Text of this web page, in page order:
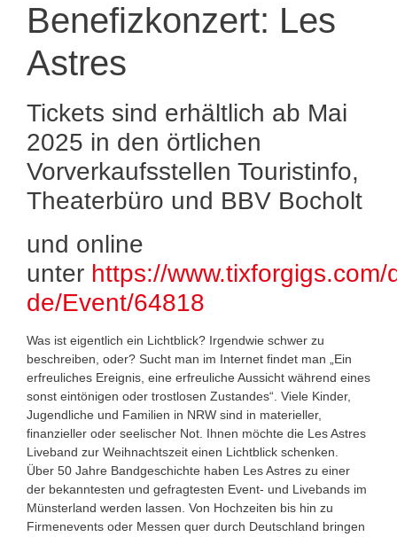
Benefizkonzert: Les
Astres
Tickets sind erhältlich ab Mai
2025 in den örtlichen
Vorverkaufsstellen Touristinfo,
Theaterbüro und BBV Bocholt
und online
unter https://www.tixforgigs.com/
de/Event/64818
Was ist eigentlich ein Lichtblick? Irgendwie schwer zu
beschreiben, oder? Sucht man im Internet findet man „Ein
erfreuliches Ereignis, eine erfreuliche Aussicht während eines
sonst eintönigen oder trostlosen Zustandes“. Viele Kinder,
Jugendliche und Familien in NRW sind in materieller,
finanzieller oder seelischer Not. Ihnen möchte die Les Astres
Liveband zur Weihnachtszeit einen Lichtblick schenken.
Über 50 Jahre Bandgeschichte haben Les Astres zu einer
der bekanntesten und gefragtesten Event- und Livebands im
Münsterland werden lassen. Von Hochzeiten bis hin zu
Firmenevents oder Messen quer durch Deutschland bringen